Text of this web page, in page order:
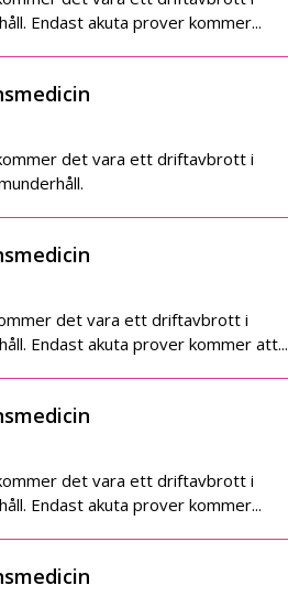
Endast akuta prover kommer...
det vara ett driftavbrott i
det vara ett driftavbrott i
Endast akuta prover kommer att...
det vara ett driftavbrott i
Endast akuta prover kommer...